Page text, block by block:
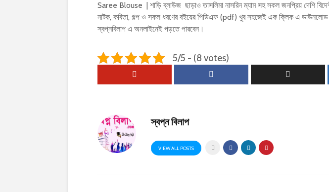
Saree Blouse | শাড়ি ব্লাউজ ছাড়াও তাসলিমা নাসরিন ম্যাম সহ সকল জনপ্রিয় দেশি
নাটক, কবিতা, গল্প ও সকল ধরণের বইয়ের পিডিএফ (pdf) খুব সহজেই এক ক্লিক এ ডাউনলোড
স্বপ্নবিলাপ এ অনলাইনেই পড়তে পারবেন।
5/5 - (8 votes)
স্বপ্ন বিলাপ
VIEW ALL POSTS